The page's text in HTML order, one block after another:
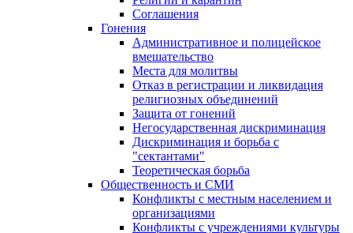
Соглашения
Гонения
Административное и полицейское
вмешательство
Места для молитвы
Отказ в регистрации и ликвидация
религиозных объединений
Защита от гонений
Негосударственная дискриминация
Дискриминация и борьба с
"сектантами"
Теоретическая борьба
Общественность и СМИ
Конфликты с местным населением и
организациями
Конфликты с учреждениями культуры